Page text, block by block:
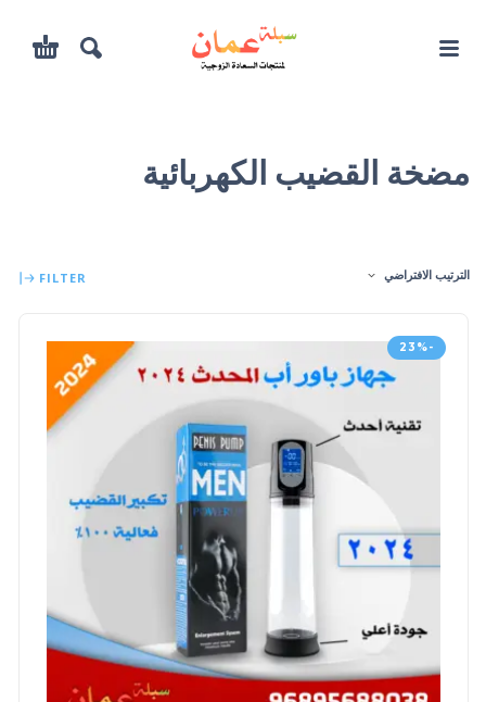
مضخة القضيب الكهربائية
الترتيب الافتراضي FILTER
-23%